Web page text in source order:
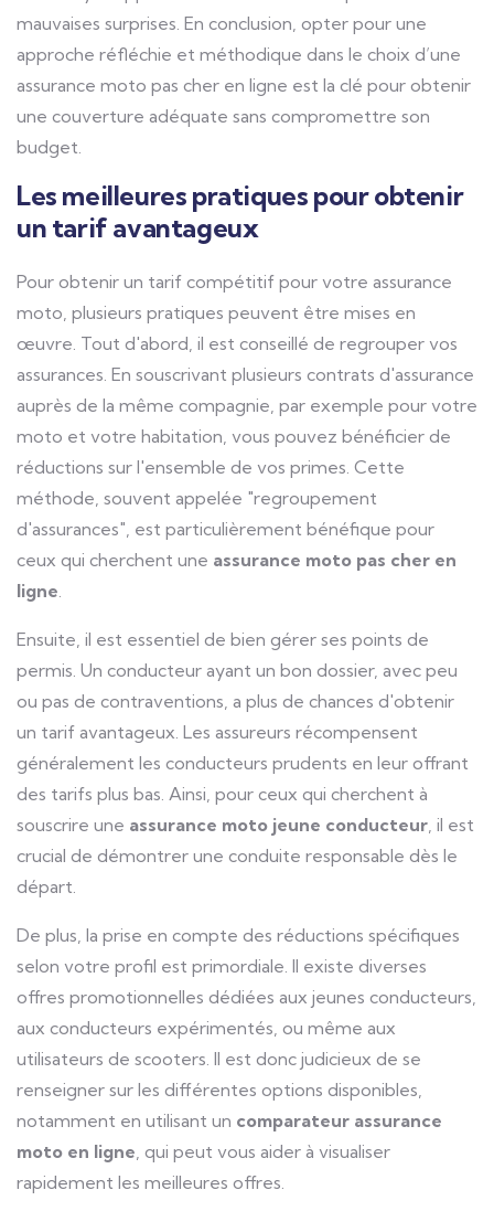
mauvaises surprises. En conclusion, opter pour une
approche réfléchie et méthodique dans le choix d’une
assurance moto pas cher en ligne est la clé pour obtenir
une couverture adéquate sans compromettre son
budget.
Les meilleures pratiques pour obtenir
un tarif avantageux
Pour obtenir un tarif compétitif pour votre assurance
moto, plusieurs pratiques peuvent être mises en
œuvre. Tout d'abord, il est conseillé de regrouper vos
assurances. En souscrivant plusieurs contrats d'assurance
auprès de la même compagnie, par exemple pour votre
moto et votre habitation, vous pouvez bénéficier de
réductions sur l'ensemble de vos primes. Cette
méthode, souvent appelée "regroupement
d'assurances", est particulièrement bénéfique pour
ceux qui cherchent une assurance moto pas cher en
ligne.
Ensuite, il est essentiel de bien gérer ses points de
permis. Un conducteur ayant un bon dossier, avec peu
ou pas de contraventions, a plus de chances d'obtenir
un tarif avantageux. Les assureurs récompensent
généralement les conducteurs prudents en leur offrant
des tarifs plus bas. Ainsi, pour ceux qui cherchent à
souscrire une assurance moto jeune conducteur, il est
crucial de démontrer une conduite responsable dès le
départ.
De plus, la prise en compte des réductions spécifiques
selon votre profil est primordiale. Il existe diverses
offres promotionnelles dédiées aux jeunes conducteurs,
aux conducteurs expérimentés, ou même aux
utilisateurs de scooters. Il est donc judicieux de se
renseigner sur les différentes options disponibles,
notamment en utilisant un comparateur assurance
moto en ligne, qui peut vous aider à visualiser
rapidement les meilleures offres.